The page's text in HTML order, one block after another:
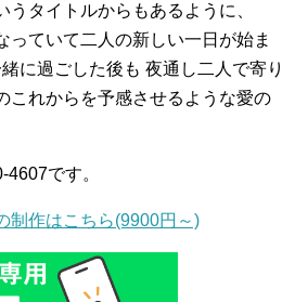
うタイトルからもあるように、
っていて二人の新しい一日が始ま
に過ごした後も 夜通し二人で寄り
これからを予感させるような愛の
です。
制作はこちら(9900円～)